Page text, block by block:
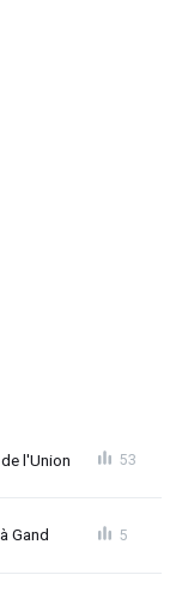
l'Union 53
Gand 5